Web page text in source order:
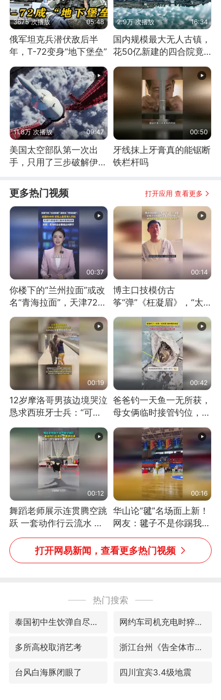
3675 次播放 05:48
俄军坦克兵潜伏敌后半
年，T-72变身“地下堡垒”
2.9万 次播放 16:34
国内规模最大无人古镇，
花50亿新建的四合院竟
11.8万 次播放 09:47
美国太空部队第一次出
手，只用了三步破解伊朗
00:50
牙线抹上牙膏真的能锯断
铁栏杆吗
更多热门视频 打开应用 查看更多
00:37
你楼下的“兰州拉面”或改
名“青海拉面”，天津72家
面馆已集体更换招牌
00:14
博主口技模仿古
筝“弹”《枉凝眉》，“太
像了～你是吃古筝长大的
吗？”“或将成为首位考级
不带古筝的选手。”（来
源：新华每日电讯）
00:19
12岁摩洛哥男孩边境哭泣
恳求西班牙士兵：“可不
可以不要把我遣返回国”
00:42
爸爸钓一天鱼一无所获，
母女俩临时接管钓位，用
玩具鱼竿钓上大鱼
00:12
舞蹈老师展示连贯腾空跳
跃 一套动作行云流水 节
奏感拉满 网友：怎么做
到又舞又武的？
00:16
华山论“毽”名场面上新！
网友：毽子不是你踢我
捡，我踢你捡吗
打开网易新闻，查看更多热门视频
热门搜索
泰国初中生饮弹自尽前开了26枪 网约车司机充电时猝死保险拒赔
多所高校取消艺考 浙江台州《告全体市民书》
台风白海豚闭眼了 四川宜宾3.4级地震